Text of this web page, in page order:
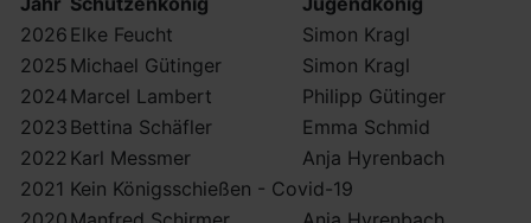
2026 Elke Feucht
Simon Kragl
2025 Michael Gütinger
Simon Kragl
2024 Marcel Lambert
Philipp Gütinger
2023 Bettina Schäfler
Emma Schmid
2022 Karl Messmer
Anja Hyrenbach
2021 Kein Königsschießen - Covid-19